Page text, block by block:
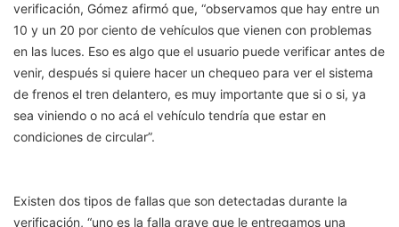
verificación, Gómez afirmó que, “observamos que hay entre un
10 y un 20 por ciento de vehículos que vienen con problemas
en las luces. Eso es algo que el usuario puede verificar antes de
venir, después si quiere hacer un chequeo para ver el sistema
de frenos el tren delantero, es muy importante que si o si, ya
sea viniendo o no acá el vehículo tendría que estar en
condiciones de circular”.
Existen dos tipos de fallas que son detectadas durante la
verificación, “uno es la falla grave que le entregamos una